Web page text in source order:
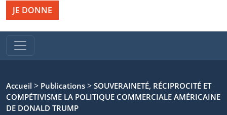
JE DONNE
Accueil > Publications > SOUVERAINETÉ, RÉCIPROCITÉ ET
COMPÉTIVISME LA POLITIQUE COMMERCIALE AMÉRICAINE
DE DONALD TRUMP